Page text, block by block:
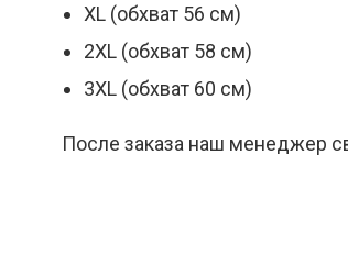
XL (обхват 56 см)
2XL (обхват 58 см)
3XL (обхват 60 см)
После заказа наш менеджер